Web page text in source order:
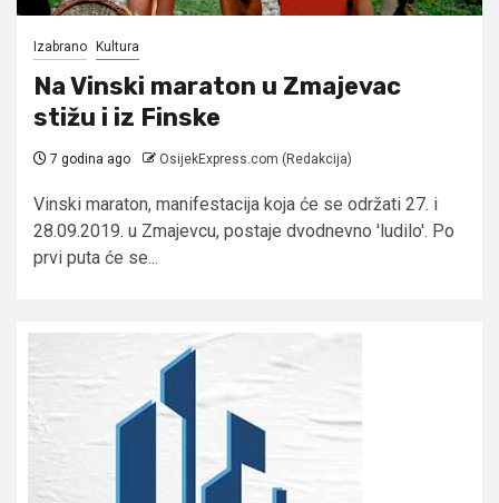
Izabrano Kultura
Na Vinski maraton u Zmajevac
stižu i iz Finske
7 godina ago OsijekExpress.com (Redakcija)
Vinski maraton, manifestacija koja će se održati 27. i
28.09.2019. u Zmajevcu, postaje dvodnevno 'ludilo'. Po
prvi puta će se...